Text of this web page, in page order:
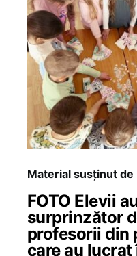
Material susținut de
FOTO Elevii
surprinzător
profesorii din
care au lucrat